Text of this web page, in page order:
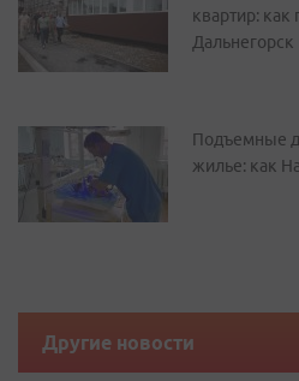
квартир: как
Дальнегорск
Подъемные
жилье: как
Другие новости